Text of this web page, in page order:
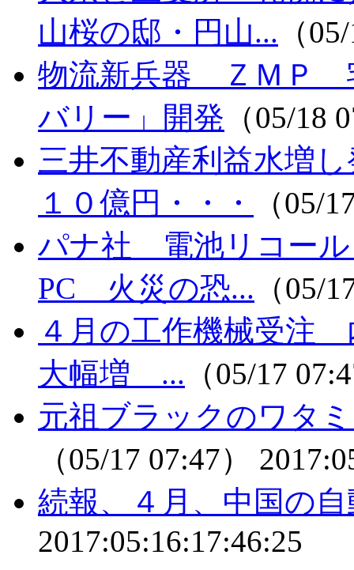
山桜の邸・円山... （
物流新兵器 ＺＭＰ
バリー」開発 （05/18
三井不動産利益水増
１０億円・・・
（05/
パナ社 電池リコー
PC 火災の恐... （05/
４月の工作機械受注
大幅増 ... （05/17
元祖ブラックのワタ
（05/17 07:47）
続報、４月、中国の
2017:05:16:17:46:25